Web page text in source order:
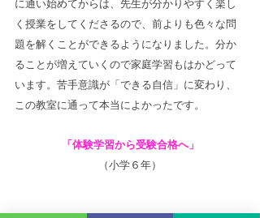
に通い始めてからは、先生が分かりやすく楽し
く授業をしてくださるので、前よりも色々な問
題を解くことができるようになりました。分か
ることが増えていくので家庭学習もはかどって
います。苦手意識が「できる自信」に変わり、
この教室に通って本当によかったです。
「体験学習から受験合格へ」
（小学６年）